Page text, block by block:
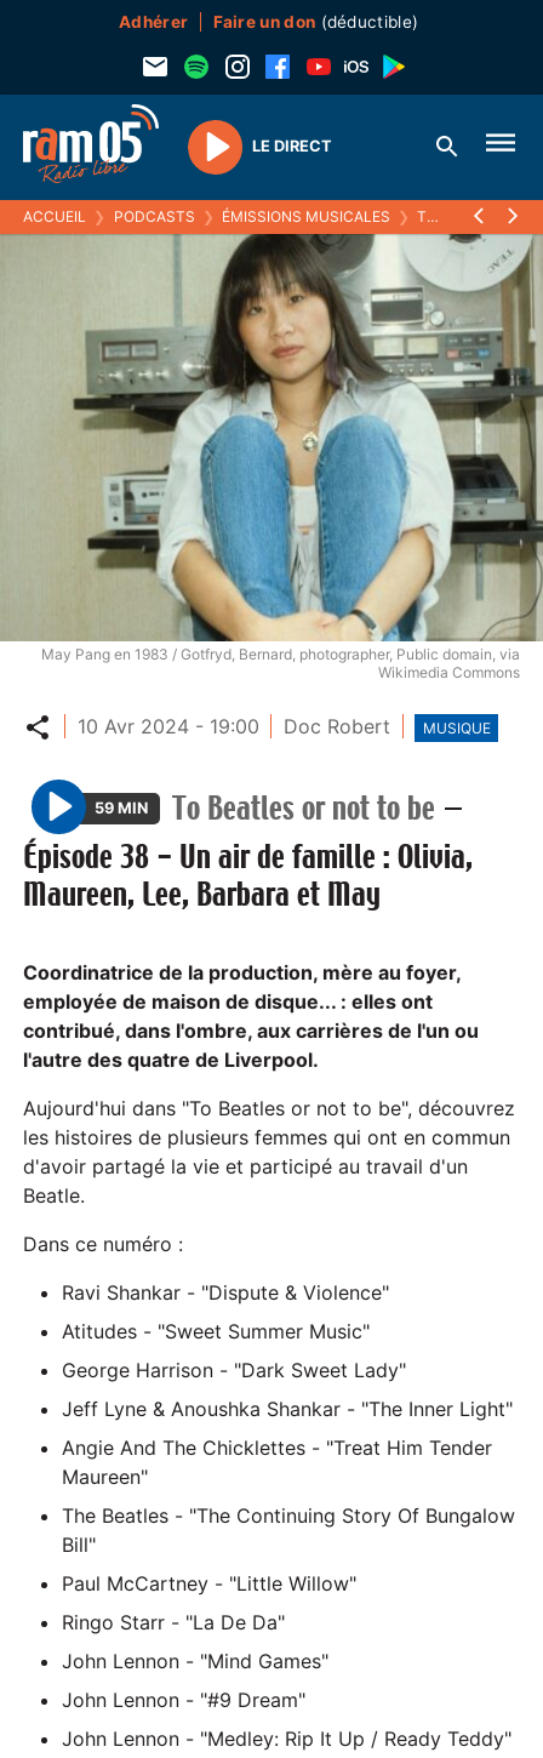
Adhérer Faire un don (déductible)
Play
LE DIRECT
ACCUEIL ❯ PODCASTS ❯ ÉMISSIONS MUSICALES ❯ TO BEATLES OR NOT TO BE
May Pang en 1983 / Gotfryd, Bernard, photographer, Public domain, via
Wikimedia Commons
Partager
10 Avr 2024 - 19:00 Doc Robert MUSIQUE
P
l
a
59 MIN To Beatles or not to be —
Épisode 38 - Un air de famille : Olivia,
Maureen, Lee, Barbara et May
Coordinatrice de la production, mère au foyer,
employée de maison de disque... : elles ont
contribué, dans l'ombre, aux carrières de l'un ou
l'autre des quatre de Liverpool.
Aujourd'hui dans "To Beatles or not to be", découvrez
les histoires de plusieurs femmes qui ont en commun
d'avoir partagé la vie et participé au travail d'un
Beatle.
Dans ce numéro :
Ravi Shankar - "Dispute & Violence"
Atitudes - "Sweet Summer Music"
George Harrison - "Dark Sweet Lady"
Jeff Lyne & Anoushka Shankar - "The Inner Light"
Angie And The Chicklettes - "Treat Him Tender
Maureen"
The Beatles - "The Continuing Story Of Bungalow
Bill"
Paul McCartney - "Little Willow"
Ringo Starr - "La De Da"
John Lennon - "Mind Games"
John Lennon - "#9 Dream"
John Lennon - "Medley: Rip It Up / Ready Teddy"